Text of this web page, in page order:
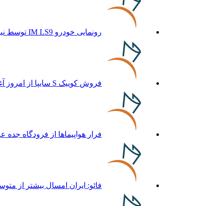
رونمایی خودرو IM LS9 توسط نیکا موتور ، لوکس ترین شاسی بلند EREV در ایران
فروش کوییک S سایپا از امروز آغاز شد؛ جزئیات ثبت‌نام و شرایط
فرار هواپیماها از فرودگاه جده
فائو: ایران امسال بیشتر از متوسط 5 ساله غله تولید